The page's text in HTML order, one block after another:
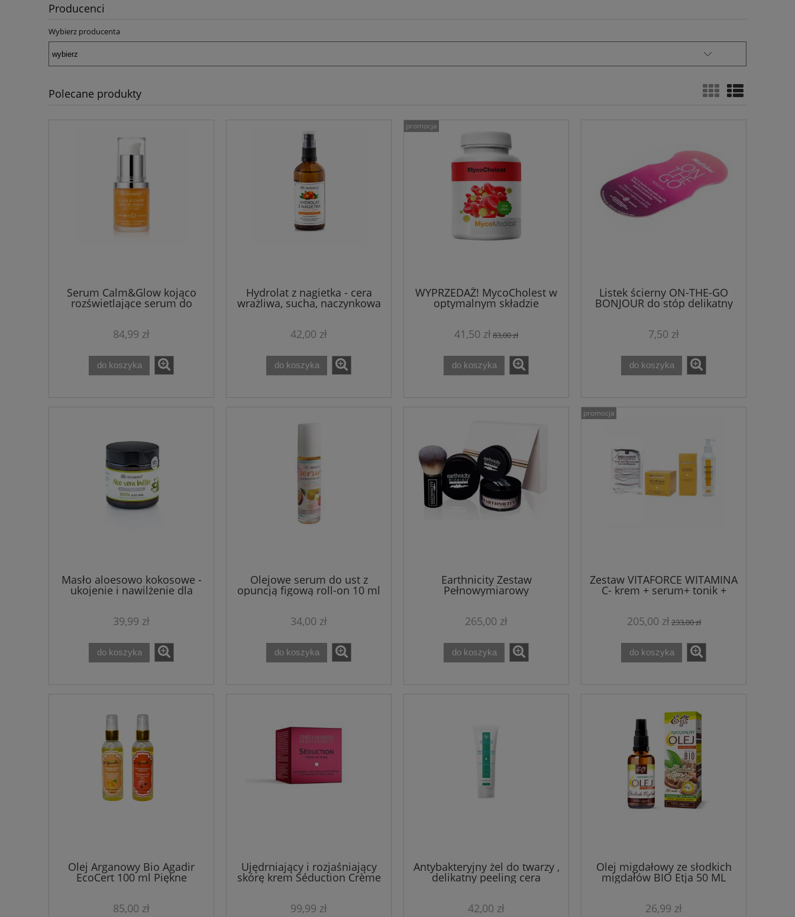
Producenci
Wybierz producenta
Polecane produkty
Serum Calm&Glow kojąco
rozświetlające serum do
twarzy i dekoltu Shamasa 30
84,99 zł
do koszyka
Hydrolat z nagietka - cera
wrażliwa, sucha, naczynkowa
Shamasa 100 ml
42,00 zł
do koszyka
WYPRZEDAŻ! MycoCholest w
optymalnym składzie
MycoMedica 120 kapsułek
41,50 zł83,00 zł
do koszyka
promocja
Listek ścierny ON-THE-GO
BONJOUR do stóp delikatny
pedicure na sucho
7,50 zł
do koszyka
Masło aloesowo kokosowe -
ukojenie i nawilżenie dla
skóry Shamasa 90 g
39,99 zł
do koszyka
Olejowe serum do ust z
opuncją figową roll-on 10 ml
34,00 zł
do koszyka
Earthnicity Zestaw
Pełnowymiarowy
265,00 zł
do koszyka
Zestaw VITAFORCE WITAMINA
C- krem + serum+ tonik +
205,00 zł233,00 zł
do koszyka
promocja
Olej Arganowy Bio Agadir
EcoCert 100 ml Piękne
85,00 zł
Ujędrniający i rozjaśniający
skórę krem Séduction Crème
de Vigne Theo Marvee 50 ml
99,99 zł
Antybakteryjny żel do twarzy ,
delikatny peeling cera
trądzikowa i problematyczna
75 ML
42,00 zł
Olej migdałowy ze słodkich
migdałów BIO Etja 50 ML
26,99 zł